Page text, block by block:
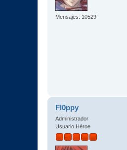
Mensajes: 10529
Fl0ppy
Administrador
Usuario Héroe